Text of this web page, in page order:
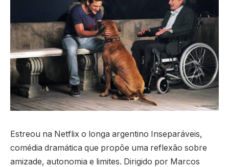
Estreou na Netflix o longa argentino Inseparáveis,
comédia dramática que propõe uma reflexão sobre
amizade, autonomia e limites. Dirigido por Marcos